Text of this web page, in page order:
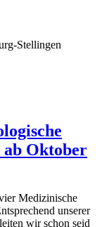
Stellingen
ab Oktober
Medizinische
unserer
wir schon seid